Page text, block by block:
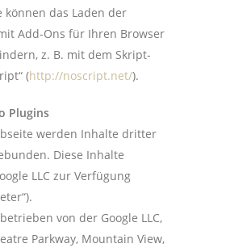
können das Laden der
Add-Ons für Ihren Browser
z. B. mit dem Skript-
(http://noscript.net/).
Plugins
werden Inhalte dritter
Diese Inhalte
LLC zur Verfügung
von der Google LLC,
Parkway, Mountain View,